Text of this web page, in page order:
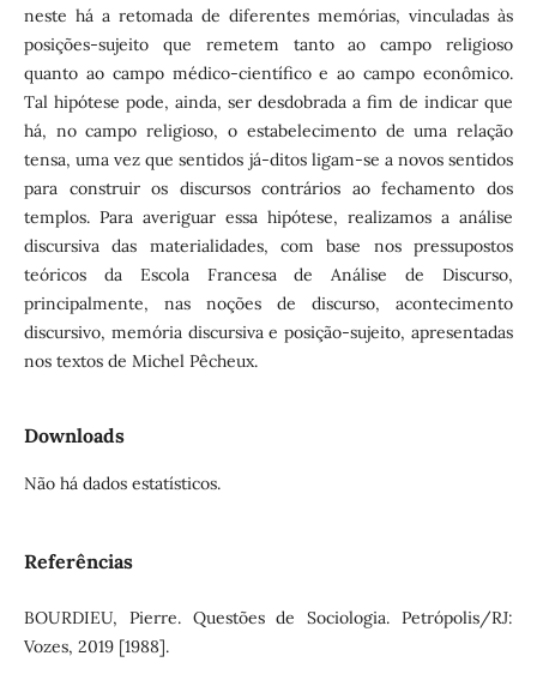
neste há a retomada de diferentes memórias, vinculadas às
posições-sujeito que remetem tanto ao campo religioso
quanto ao campo médico-científico e ao campo econômico.
Tal hipótese pode, ainda, ser desdobrada a fim de indicar que
há, no campo religioso, o estabelecimento de uma relação
tensa, uma vez que sentidos já-ditos ligam-se a novos sentidos
para construir os discursos contrários ao fechamento dos
templos. Para averiguar essa hipótese, realizamos a análise
discursiva das materialidades, com base nos pressupostos
teóricos da Escola Francesa de Análise de Discurso,
principalmente, nas noções de discurso, acontecimento
discursivo, memória discursiva e posição-sujeito, apresentadas
nos textos de Michel Pêcheux.
Downloads
Não há dados estatísticos.
Referências
BOURDIEU, Pierre. Questões de Sociologia. Petrópolis/RJ:
Vozes, 2019 [1988].